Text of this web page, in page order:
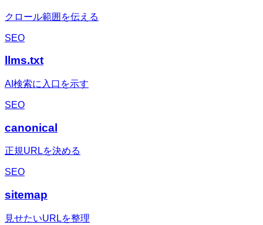
クロール範囲を伝える
SEO
llms.txt
AI検索に入口を示す
SEO
canonical
正規URLを決める
SEO
sitemap
見せたいURLを整理